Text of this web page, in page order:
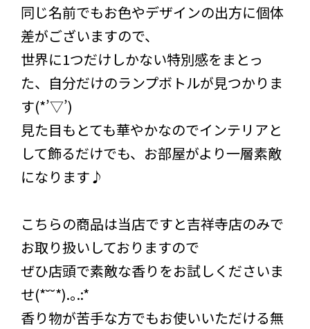
同じ名前でもお色やデザインの出方に個体
差がございますので、
世界に1つだけしかない特別感をまとっ
た、自分だけのランプボトルが見つかりま
す(*’▽’)
見た目もとても華やかなのでインテリアと
して飾るだけでも、お部屋がより一層素敵
になります♪
こちらの商品は当店ですと吉祥寺店のみで
お取り扱いしておりますので
ぜひ店頭で素敵な香りをお試しくださいま
せ(*˘˘*).｡.:*
香り物が苦手な方でもお使いいただける無